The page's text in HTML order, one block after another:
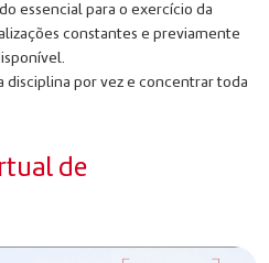
essencial para o exercício da
constantes e previamente
disciplina por vez e concentrar toda
de